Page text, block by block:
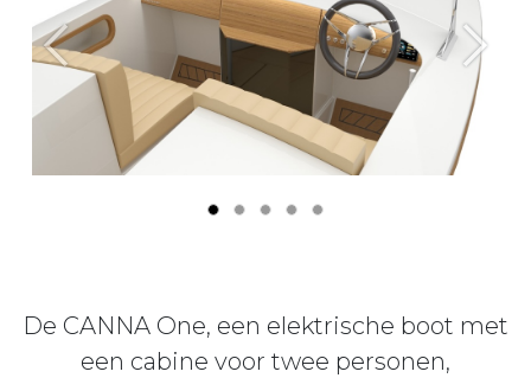
Previous Next
De CANNA One, een elektrische boot met
een cabine voor twee personen,